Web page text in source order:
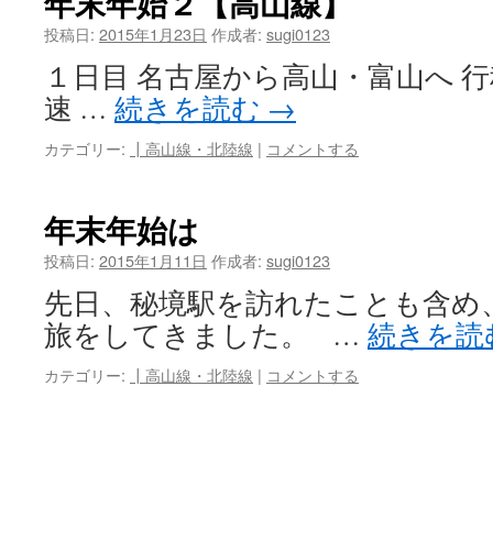
投稿日: 2015年1月23日 作成者: sugi0123
１日目 名古屋から高山・富山へ
速 … 続きを読む →
カテゴリー: ┃高山線・北陸線 | コメントする
年末年始は
投稿日: 2015年1月11日 作成者: sugi0123
先日、秘境駅を訪れたことも含め
旅をしてきました。 … 続きを
カテゴリー: ┃高山線・北陸線 | コメントする